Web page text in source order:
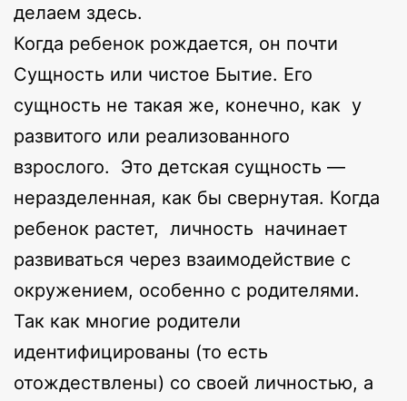
делаем здесь.
Когда ребенок рождается, он почти
Сущность или чистое Бытие. Его
сущность не такая же, конечно, как у
развитого или реализованного
взрослого. Это детская сущность —
неразделенная, как бы свернутая. Когда
ребенок растет, личность начинает
развиваться через взаимодействие с
окружением, особенно с родителями.
Так как многие родители
идентифицированы (то есть
отождествлены) со своей личностью, а